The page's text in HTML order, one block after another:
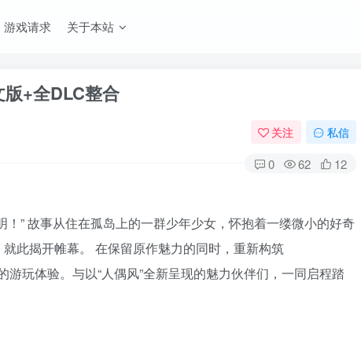
游戏请求 关于本站
+全DLC整合
关注 私信
0 62 12
” 故事从住在孤岛上的一群少年少女，怀抱着一缕微小的好奇
此揭开帷幕。 在保留原作魅力的同时，重新构筑
玩体验。与以“人偶风”全新呈现的魅力伙伴们，一同启程踏